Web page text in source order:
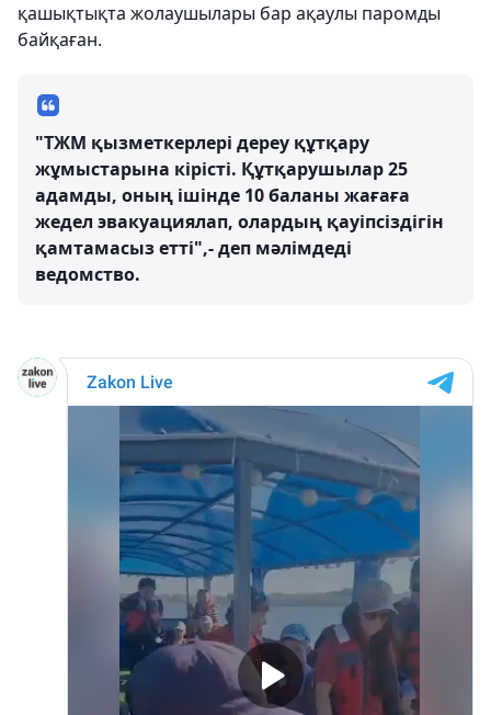
қашықтықта жолаушылары бар ақаулы паромды
байқаған.
"ТЖМ қызметкерлері дереу құтқару
жұмыстарына кірісті. Құтқарушылар 25
адамды, оның ішінде 10 баланы жағаға
жедел эвакуациялап, олардың қауіпсіздігін
қамтамасыз етті",- деп мәлімдеді
ведомство.